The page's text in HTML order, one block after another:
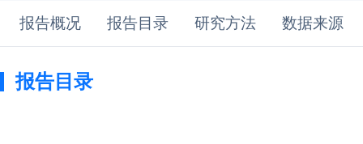
报告概况 报告目录 研究方法 数据来源
报告目录